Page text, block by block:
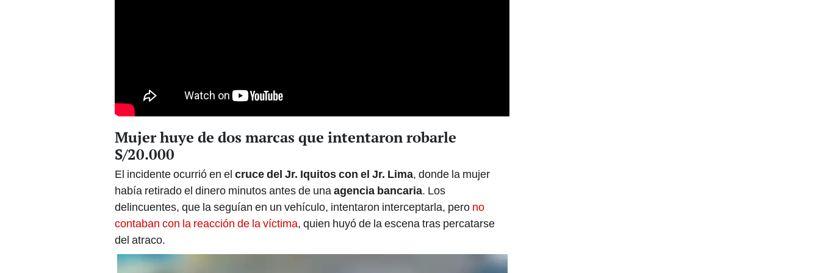
Mujer huye de dos marcas que intentaron robarle
S/20.000
El incidente ocurrió en el cruce del Jr. Iquitos con el Jr. Lima, donde la mujer
había retirado el dinero minutos antes de una agencia bancaria. Los
delincuentes, que la seguían en un vehículo, intentaron interceptarla, pero no
contaban con la reacción de la víctima, quien huyó de la escena tras percatarse
del atraco.